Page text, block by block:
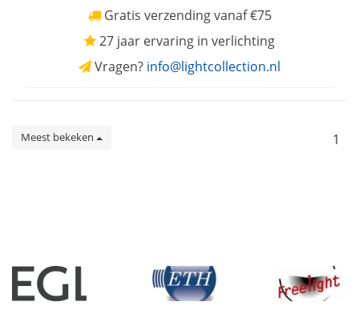
Gratis verzending vanaf €75
27 jaar ervaring in verlichting
Vragen? info@lightcollection.nl
Meest bekeken 1